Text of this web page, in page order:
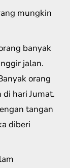
mungkin
banyak
jalan.
orang
hari Jumat.
tangan
diberi